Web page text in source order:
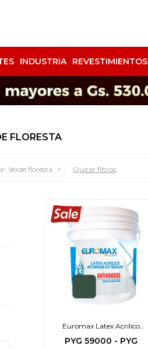
INDUSTRIA REVESTIMIENTOS
FLORESTA
Verde floresta Quitar filtros
Euromax Latex Acrílico
Interior - Exterior (zona
PYG 59000 - PYG